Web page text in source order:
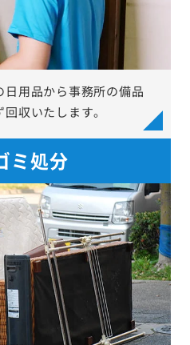
用品から事務所の備品
収いたします。
ミ処分